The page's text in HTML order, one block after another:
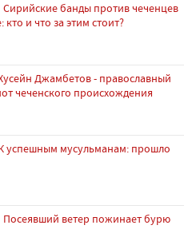
Сирийские банды против чеченцев
кто и что за этим стоит?
Джамбетов - православный
чеченского происхождения
успешным мусульманам: прошло
Посеявший ветер пожинает бурю